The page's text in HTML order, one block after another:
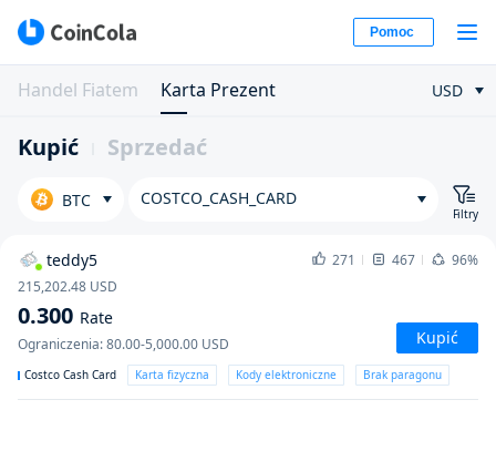
Pomoc
Handel Fiatem Karta Prezent USD
Kupić Sprzedać
BTC COSTCO_CASH_CARD
Filtry
teddy5 271 467
96%
215,202.48 USD
0.300 Rate
Ograniczenia:80.00-5,000.00 USD Kupić
Costco Cash Card Karta fizyczna Kody elektroniczne Brak paragonu